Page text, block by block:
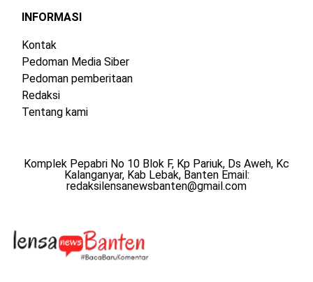
INFORMASI
Kontak
Pedoman Media Siber
Pedoman pemberitaan
Redaksi
Tentang kami
Komplek Pepabri No 10 Blok F, Kp Pariuk, Ds Aweh, Kc
Kalanganyar, Kab Lebak, Banten Email:
redaksilensanewsbanten@gmail.com